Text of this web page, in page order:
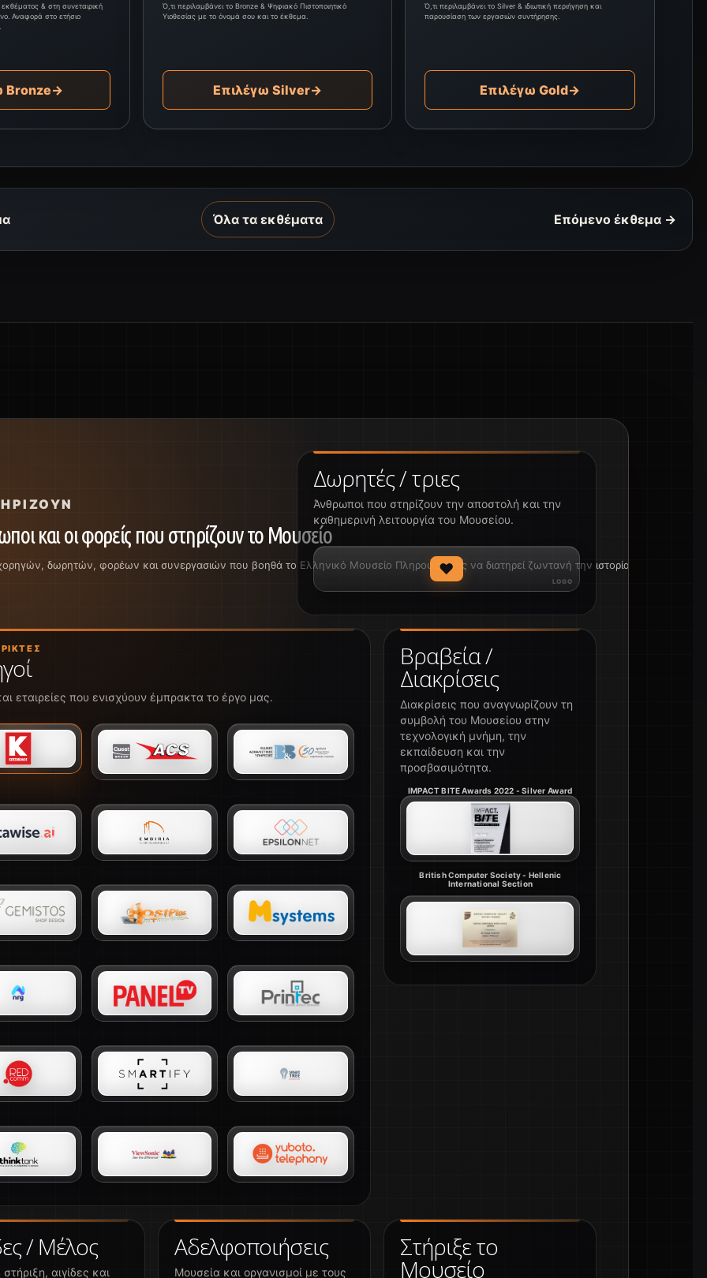
& στη συνεταιρική
Αναφορά στο ετήσιο
Bronze→
Ό,τι περιλαμβάνει το Bronze & Ψηφιακό Πιστοποιητικό
Υιοθεσίας με το όνομά σου και το έκθεμα.
Επιλέγω Silver→
Ό,τι περιλαμβάνει το Silver & ιδιωτική περιήγηση και
παρουσίαση των εργασιών συντήρησης.
Επιλέγω Gold→
Όλα τα εκθέματα Επόμενο έκθεμα →
και οι φορείς που στηρίζουν το Μουσείο
δωρητών, φορέων και συνεργασιών που βοηθά το Ελληνικό Μουσείο Πληροφορικής να διατηρεί ζωντανή την ιστορία της
Δωρητές / τριες
Άνθρωποι που στηρίζουν την αποστολή και την
καθημερινή λειτουργία του Μουσείου.
♥
εταιρείες που ενισχύουν έμπρακτα το έργο μας.
Αδελφοποιήσεις
Μουσεία και οργανισμοί με τους
/ Μέλος
αιγίδες και
Βραβεία /
Διακρίσεις
Διακρίσεις που αναγνωρίζουν τη
συμβολή του Μουσείου στην
τεχνολογική μνήμη, την
εκπαίδευση και την
προσβασιμότητα.
IMPACT BITE Awards 2022 - Silver Award
British Computer Society - Hellenic
International Section
Στήριξε το
Μουσείο